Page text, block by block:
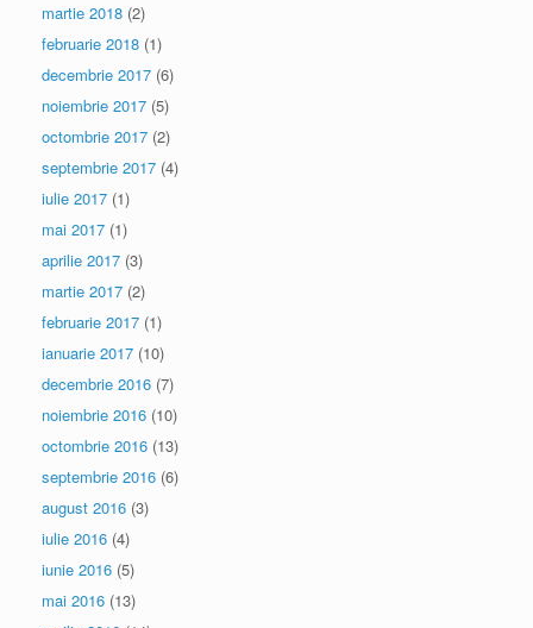
martie 2018 (2)
februarie 2018 (1)
decembrie 2017 (6)
noiembrie 2017 (5)
octombrie 2017 (2)
septembrie 2017 (4)
iulie 2017 (1)
mai 2017 (1)
aprilie 2017 (3)
martie 2017 (2)
februarie 2017 (1)
ianuarie 2017 (10)
decembrie 2016 (7)
noiembrie 2016 (10)
octombrie 2016 (13)
septembrie 2016 (6)
august 2016 (3)
iulie 2016 (4)
iunie 2016 (5)
mai 2016 (13)